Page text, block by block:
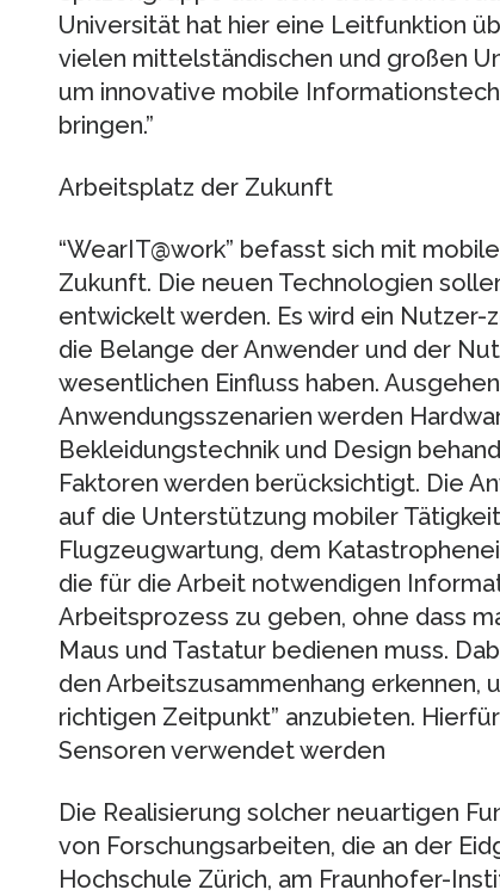
Universität hat hier eine Leitfunktion
vielen mittelständischen und großen
um innovative mobile
bringen.”
Arbeitsplatz der Zukunft
“WearIT@work” befasst sich mit
Zukunft. Die neuen Technologien
entwickelt werden. Es wird ein
die Belange der Anwender und der
wesentlichen Einfluss haben.
Anwendungsszenarien werden
Bekleidungstechnik und Design
Faktoren werden berücksichtigt. Die
auf die Unterstützung mobiler
Flugzeugwartung, dem
die für die Arbeit notwendigen
Arbeitsprozess zu geben, ohne dass
Maus und Tastatur bedienen muss.
den Arbeitszusammenhang erkennen,
richtigen Zeitpunkt” anzubieten.
Sensoren verwendet werden
Die Realisierung solcher neuartigen
von Forschungsarbeiten, die an der
Hochschule Zürich, am Fraunhofer-